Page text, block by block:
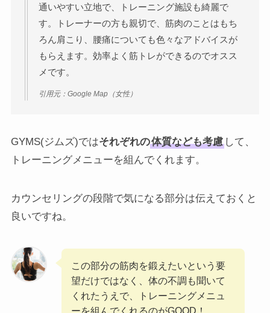
通いやすい立地で、トレーニング施設も綺麗で
す。トレーナーの方も親切で、筋肉のことはもち
ろん肩こり、腰痛についても色々なアドバイスが
もらえます。効率よく筋トレができるのでオスス
メです。
引用元：Google Map（女性）
GYMS(ジムズ)ではそれぞれの体質なども考慮して、
トレーニングメニューを組んでくれます。
カウンセリングの段階で気になる部分は伝えておくと
良いですね。
この部分の筋肉を鍛えたいという要
望だけではなく、体の不調も聞いて
くれたうえで、トレーニングメニュ
ーを組んでくれるのがGOOD！